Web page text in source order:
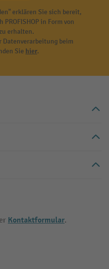
erklären Sie sich bereit,
in Form von
erhalten.
beim
Sie hier.
Kontaktformular.